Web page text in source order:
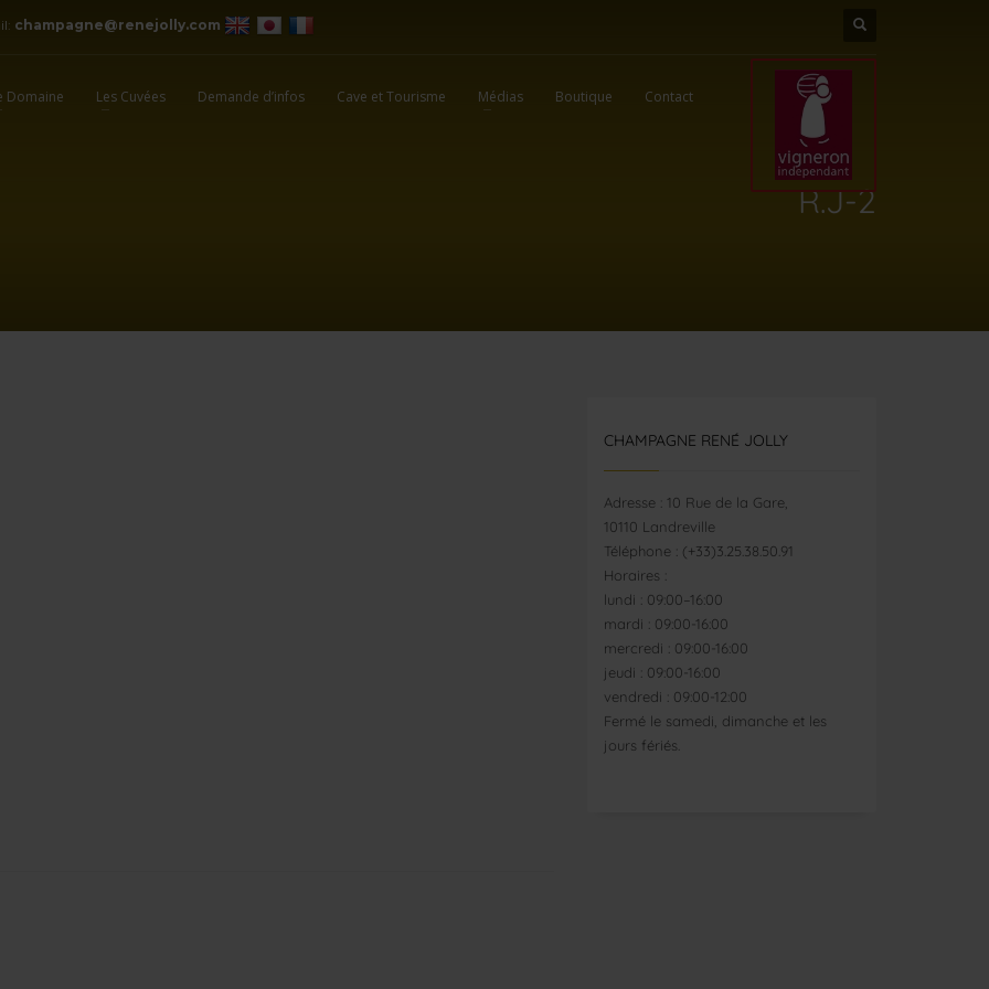
champagne@renejolly.com
Domaine Les Cuvées Demande d’infos Cave et Tourisme Médias Boutique Contact
R.J-2
CHAMPAGNE RENÉ JOLLY
Adresse : 10 Rue de la Gare,
10110 Landreville
Téléphone : (+33)3.25.38.50.91
Horaires :
lundi : 09:00–16:00
mardi : 09:00-16:00
mercredi : 09:00-16:00
jeudi : 09:00-16:00
vendredi : 09:00-12:00
Fermé le samedi, dimanche et les
jours fériés.